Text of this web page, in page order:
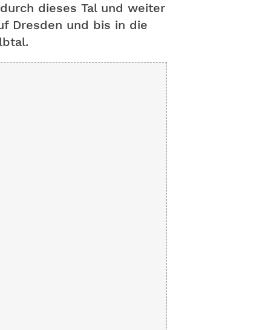
dieses Tal und weiter
Dresden und bis in die